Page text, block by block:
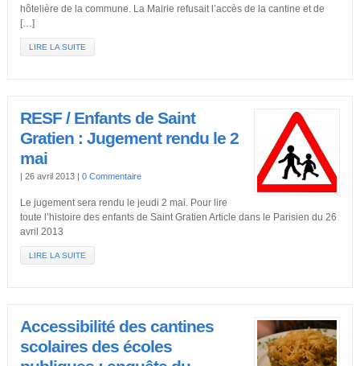
hôtelière de la commune. La Mairie refusait l’accès de la cantine et de
[…]
LIRE LA SUITE
RESF / Enfants de Saint
Gratien : Jugement rendu le 2
mai
| 26 avril 2013 | 0 Commentaire
Le jugement sera rendu le jeudi 2 mai. Pour lire
toute l’histoire des enfants de Saint Gratien Article dans le Parisien du 26
avril 2013
LIRE LA SUITE
Accessibilité des cantines
scolaires des écoles